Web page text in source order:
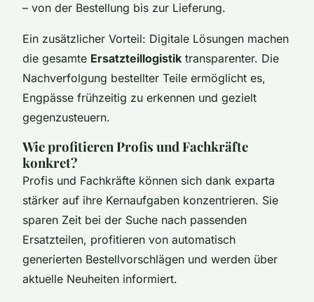
– von der Bestellung bis zur Lieferung.
Ein zusätzlicher Vorteil: Digitale Lösungen machen
die gesamte Ersatzteillogistik transparenter. Die
Nachverfolgung bestellter Teile ermöglicht es,
Engpässe frühzeitig zu erkennen und gezielt
gegenzusteuern.
Wie profitieren Profis und Fachkräfte
konkret?
Profis und Fachkräfte können sich dank exparta
stärker auf ihre Kernaufgaben konzentrieren. Sie
sparen Zeit bei der Suche nach passenden
Ersatzteilen, profitieren von automatisch
generierten Bestellvorschlägen und werden über
aktuelle Neuheiten informiert.